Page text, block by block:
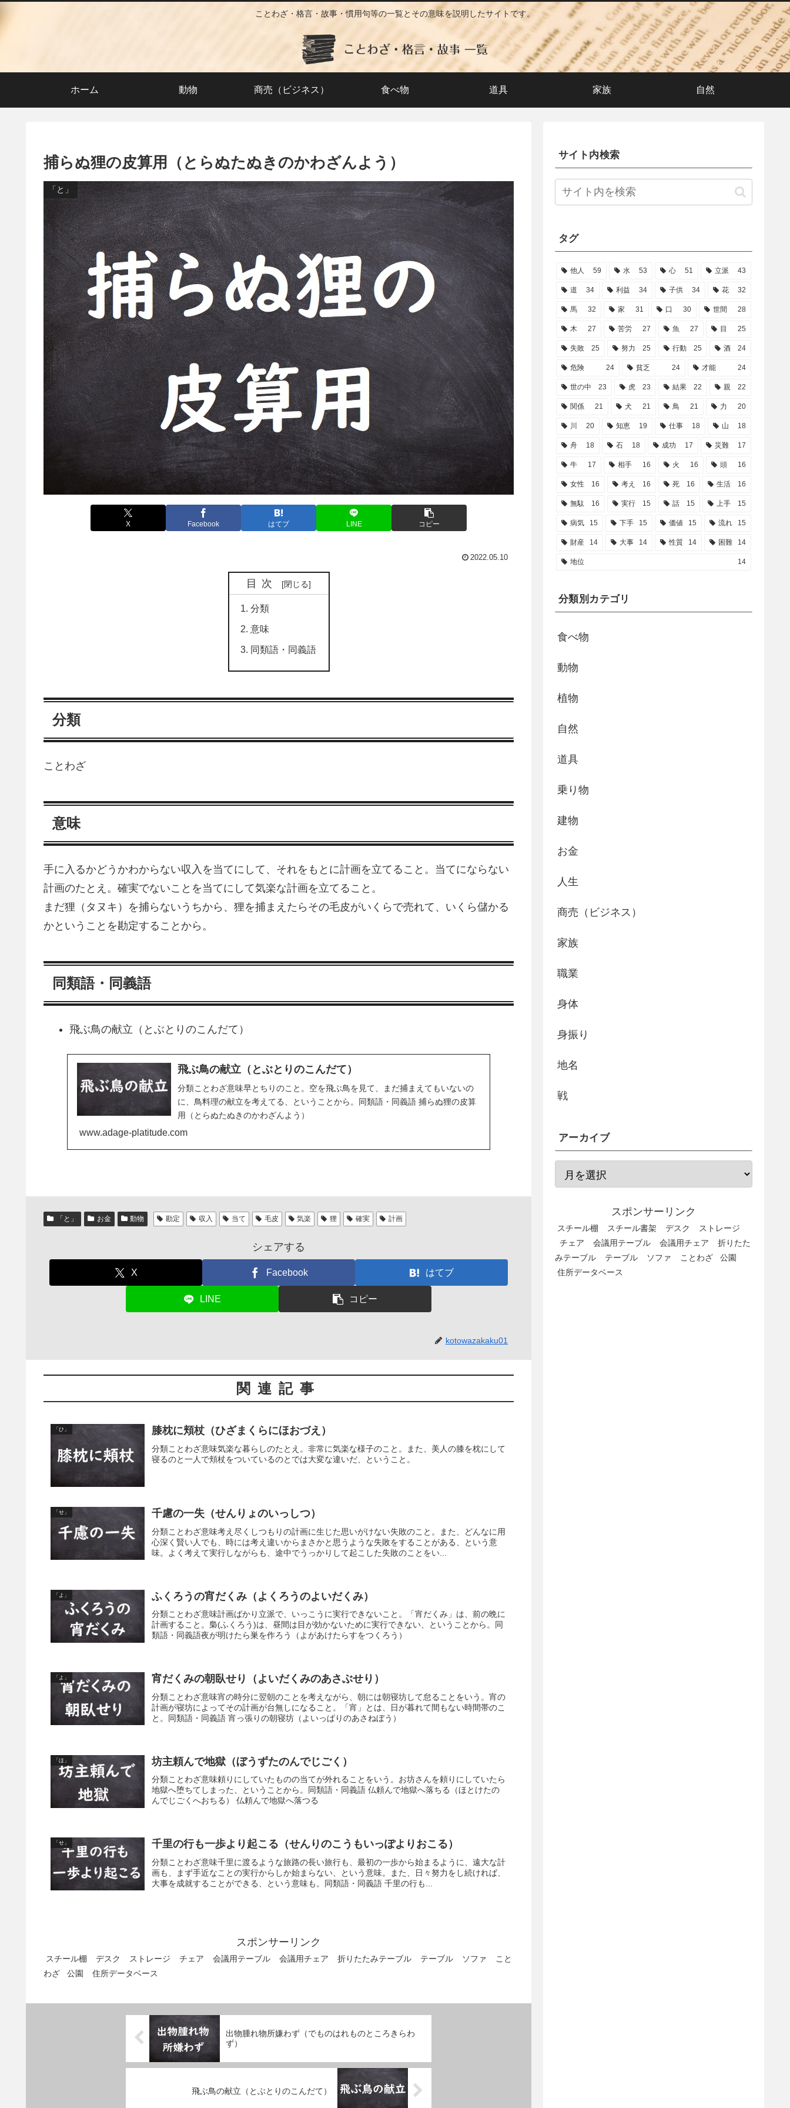
ことわざ・格言・故事・慣用句等の一覧とその意味を説明したサイトです。
ホーム 動物 商売（ビジネス） 食べ物 道具 家族 自然
捕らぬ狸の皮算用（とらぬたぬきのかわざんよう）
「と」
X Facebook はてブ LINE コピー
2022.05.10
目次
分類
意味
同類語・同義語
分類
ことわざ
意味
手に入るかどうかわからない収入を当てにして、それをもとに計画を立てること。当てにならない
計画のたとえ。確実でないことを当てにして気楽な計画を立てること。
まだ狸（タヌキ）を捕らないうちから、狸を捕まえたらその毛皮がいくらで売れて、いくら儲かる
かということを勘定することから。
同類語・同義語
飛ぶ鳥の献立（とぶとりのこんだて）
飛ぶ鳥の献立（とぶとりのこんだて）
分類ことわざ意味早とちりのこと。空を飛ぶ鳥を見て、まだ捕まえてもいないの
に、鳥料理の献立を考えてる、ということから。同類語・同義語 捕らぬ狸の皮算
用（とらぬたぬきのかわざんよう）
www.adage-platitude.com
「と」 お金 動物 勘定 収入 当て 毛皮 気楽 狸 確実 計画
シェアする
X Facebook はてブ
LINE コピー
kotowazakaku01
関連記事
「ひ」 膝枕に頬杖（ひざまくらにほおづえ）
分類ことわざ意味気楽な暮らしのたとえ。非常に気楽な様子のこと。また、美人の膝を枕にして
寝るのと一人で頬杖をついているのとでは大変な違いだ、ということ。
「せ」 千慮の一失（せんりょのいっしつ）
分類ことわざ意味考え尽くしつもりの計画に生じた思いがけない失敗のこと。また、どんなに用
心深く賢い人でも、時には考え違いからまさかと思うような失敗をすることがある、という意
味。よく考えて実行しながらも、途中でうっかりして起こした失敗のことをい...
「よ」 ふくろうの宵だくみ（よくろうのよいだくみ）
分類ことわざ意味計画ばかり立派で、いっこうに実行できないこと。「宵だくみ」は、前の晩に
計画すること。梟(ふくろう)は、昼間は目が効かないために実行できない、ということから。同
類語・同義語夜が明けたら巣を作ろう（よがあけたらすをつくろう）
「よ」 宵だくみの朝臥せり（よいだくみのあさぶせり）
分類ことわざ意味宵の時分に翌朝のことを考えながら、朝には朝寝坊して怠ることをいう。宵の
計画が寝坊によってその計画が台無しになること。「宵」とは、日が暮れて間もない時間帯のこ
と。同類語・同義語 宵っ張りの朝寝坊（よいっぱりのあさねぼう）
「ほ」 坊主頼んで地獄（ぼうずたのんでじごく）
分類ことわざ意味頼りにしていたものの当てが外れることをいう。お坊さんを頼りにしていたら
地獄へ堕ちてしまった、ということから。同類語・同義語 仏頼んで地獄へ落ちる（ほとけたの
んでじごくへおちる） 仏頼んで地獄へ落つる
「せ」 千里の行も一歩より起こる（せんりのこうもいっぽよりおこる）
分類ことわざ意味千里に渡るような旅路の長い旅行も、最初の一歩から始まるように、遠大な計
画も、まず手近なことの実行からしか始まらない、という意味。また、日々努力をし続ければ、
大事を成就することができる、という意味も。同類語・同義語 千里の行も...
スポンサーリンク
スチール棚 デスク ストレージ チェア 会議用テーブル 会議用チェア 折りたたみテーブル テーブル ソファ
こと
わざ
公園 住所データベース
出物腫れ物所嫌わず（でものはれものところきらわ
ず）
飛ぶ鳥の献立（とぶとりのこんだて）
サイト内検索
タグ
他人 59 水 53 心 51 立派 43
道 34 利益 34 子供 34 花 32
馬 32 家 31 口 30 世間 28
木 27 苦労 27 魚 27 目 25
失敗 25 努力 25 行動 25 酒 24
危険 24 貧乏 24 才能 24
世の中 23 虎 23 結果 22 親 22
関係 21 犬 21 鳥 21 力 20
川 20 知恵 19 仕事 18 山 18
舟 18 石 18 成功 17 災難 17
牛 17 相手 16 火 16 頭 16
女性 16 考え 16 死 16 生活 16
無駄 16 実行 15 話 15 上手 15
病気 15 下手 15 価値 15 流れ 15
財産 14 大事 14 性質 14 困難 14
地位 14
分類別カテゴリ
食べ物
動物
植物
自然
道具
乗り物
建物
お金
人生
商売（ビジネス）
家族
職業
身体
身振り
地名
戦
アーカイブ
スポンサーリンク
スチール棚 スチール書架 デスク
ストレージ
チェア
会議用テーブル 会議用チェア
折りたた
みテーブル
テーブル ソファ ことわざ
公園
住所データベース